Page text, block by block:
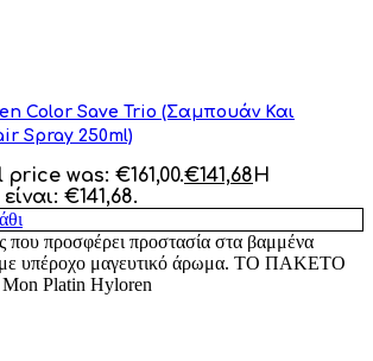
Color Save Trio (Σαμπουάν Και
Spray 250ml)
was: €161,00.€141,68Η
€141,68.
που προσφέρει προστασία στα βαμμένα
με υπέροχο μαγευτικό άρωμα. ΤΟ ΠΑΚΕΤΟ
Platin Hyloren